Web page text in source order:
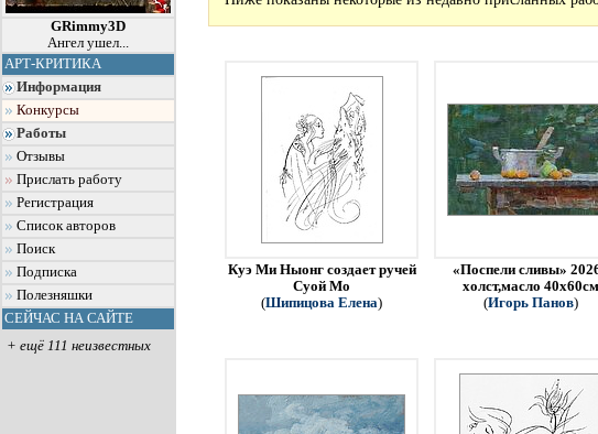
GRimmy3D
Ангел ушел...
АРТ-КРИТИКА
Информация
Конкурсы
Работы
Отзывы
Прислать работу
Регистрация
Список авторов
Поиск
Подписка
Полезняшки
СЕЙЧАС НА САЙТЕ
+ ещё 111 неизвестных
Куэ Ми Ныонг создает ручей
Суой Мо
(Шипицова Елена)
«Поспели сливы»
холст,масло 40х60см
(Игорь Панов)